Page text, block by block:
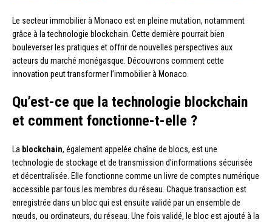
Le secteur immobilier à Monaco est en pleine mutation, notamment
grâce à la technologie blockchain. Cette dernière pourrait bien
bouleverser les pratiques et offrir de nouvelles perspectives aux
acteurs du marché monégasque. Découvrons comment cette
innovation peut transformer l’immobilier à Monaco.
Qu’est-ce que la technologie blockchain
et comment fonctionne-t-elle ?
La blockchain, également appelée chaîne de blocs, est une
technologie de stockage et de transmission d’informations sécurisée
et décentralisée. Elle fonctionne comme un livre de comptes numérique
accessible par tous les membres du réseau. Chaque transaction est
enregistrée dans un bloc qui est ensuite validé par un ensemble de
nœuds, ou ordinateurs, du réseau. Une fois validé, le bloc est ajouté à la